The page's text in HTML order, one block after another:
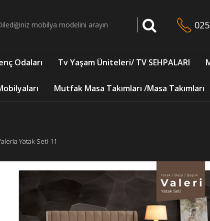
Odaları Tv Yaşam Üniteleri/ TV SEHPALARI
Mutfak Masa Takımları /Masa Takımları
Yatak-Seti-11